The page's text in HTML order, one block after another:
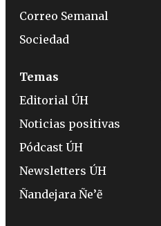
Correo Semanal
Sociedad
Temas
Editorial ÚH
Noticias positivas
Pódcast ÚH
Newsletters ÚH
Ñandejara Ñe’ẽ